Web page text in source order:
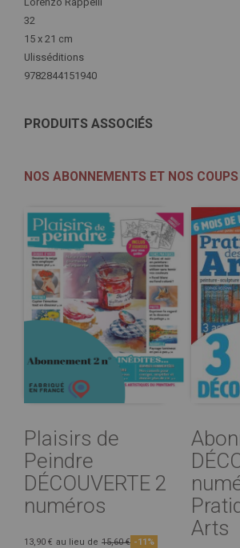
32
15 x 21 cm
Ulisséditions
9782844151940
PRODUITS ASSOCIÉS
NOS ABONNEMENTS ET NOS
Plaisirs de
Peindre
DÉCOUVERTE 2
numéros
13,90 € au lieu de 15,60 € -11%
Arts